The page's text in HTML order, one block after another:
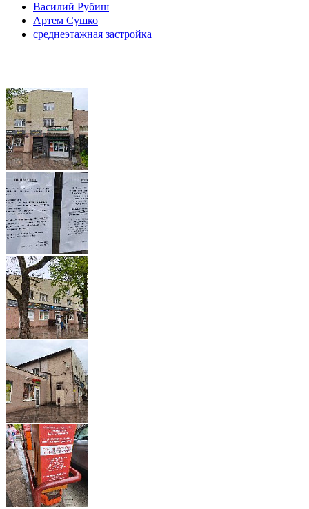
Василий Рубиш
Артем Сушко
среднеэтажная застройка